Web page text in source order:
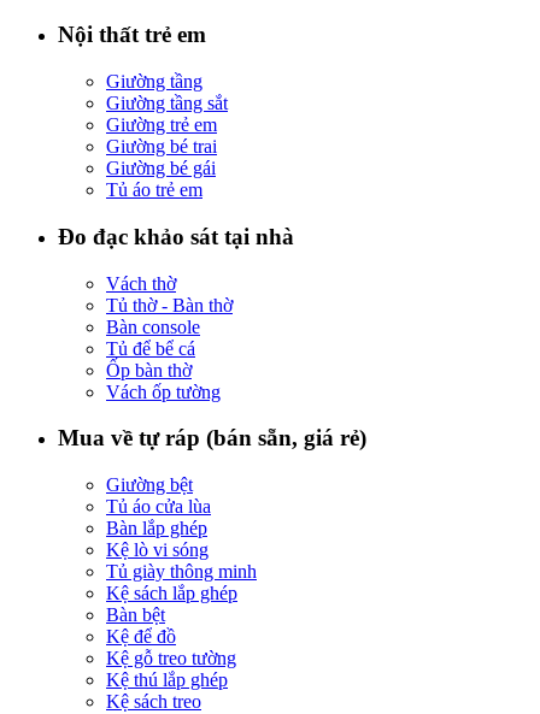
Nội thất trẻ em
Giường tầng
Giường tầng sắt
Giường trẻ em
Giường bé trai
Giường bé gái
Tủ áo trẻ em
Đo đạc khảo sát tại nhà
Vách thờ
Tủ thờ - Bàn thờ
Bàn console
Tủ để bể cá
Ốp bàn thờ
Vách ốp tường
Mua về tự ráp (bán sẵn, giá rẻ)
Giường bệt
Tủ áo cửa lùa
Bàn lắp ghép
Kệ lò vi sóng
Tủ giày thông minh
Kệ sách lắp ghép
Bàn bệt
Kệ để đồ
Kệ gỗ treo tường
Kệ thú lắp ghép
Kệ sách treo